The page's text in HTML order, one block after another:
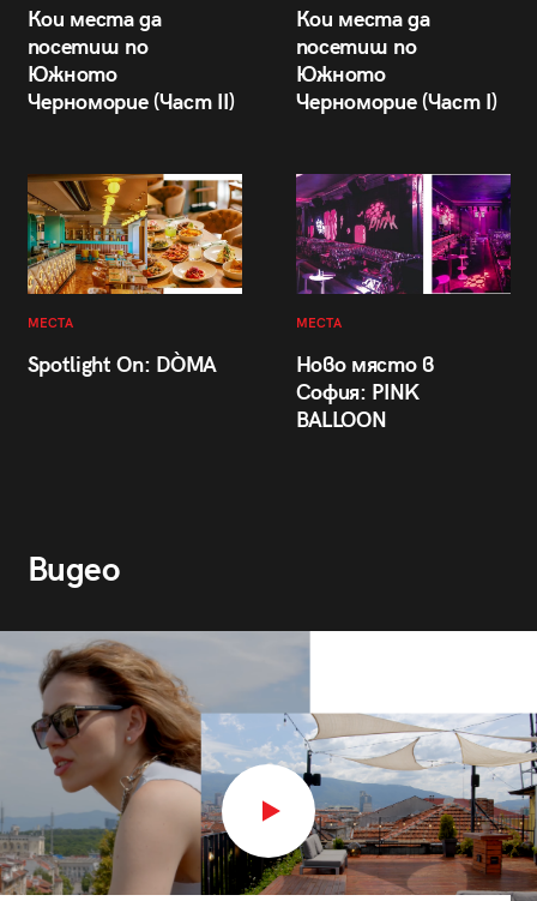
Кои места да
посетиш по
Южното
Черноморие (Част II)
Кои места да
посетиш по
Южното
Черноморие (Част I)
МЕСТА
Spotlight On: DÒMA
МЕСТА
Ново място в
София: PINK
BALLOON
Видео